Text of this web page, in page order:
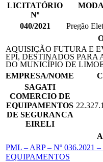
LICITATÓRIO
Nº
040/2021 Pregão
AQUISIÇÃO FUTURA E
EPI, DESTINADOS PARA
DO MUNICÍPIO DE
EMPRESA/NOME
SAGATI
COMERCIO DE
EQUIPAMENTOS
DE SEGURANCA
EIRELI
PML – ARP – Nº 036.2021
EQUIPAMENTOS